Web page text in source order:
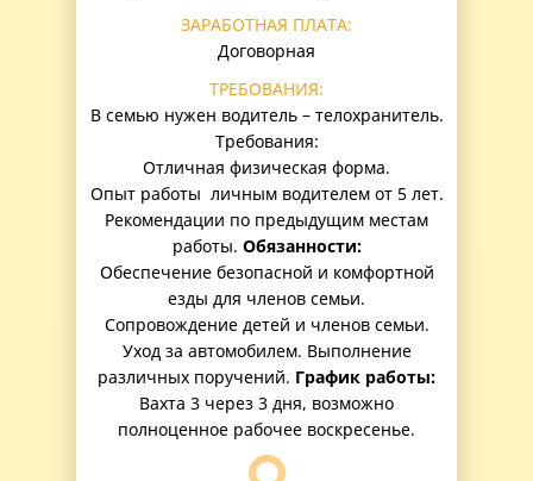
ЗАРАБОТНАЯ ПЛАТА:
Договорная
ТРЕБОВАНИЯ:
В семью нужен водитель – телохранитель.
Требования:
Отличная физическая форма.
Опыт работы личным водителем от 5 лет.
Рекомендации по предыдущим местам
работы. Обязанности:
Обеспечение безопасной и комфортной
езды для членов семьи.
Сопровождение детей и членов семьи.
Уход за автомобилем. Выполнение
различных поручений. График работы:
Вахта 3 через 3 дня, возможно
полноценное рабочее воскресенье.